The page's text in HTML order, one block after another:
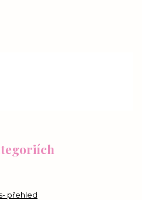
přehled